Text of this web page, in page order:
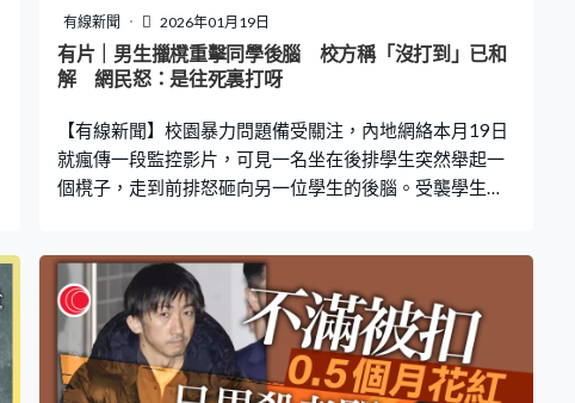
有線新聞 2026年01月19日
有片｜男生擸櫈重擊同學後腦 校方稱「沒打到」已和
解 網民怒：是往死裏打呀
【有線新聞】校園暴力問題備受關注，內地網絡本月19日
就瘋傳一段監控影片，可見一名坐在後排學生突然舉起一
個櫈子，走到前排怒砸向另一位學生的後腦。受襲學生隨
影片資料可見時間為2026年1月13日，地點在一處坐滿學
生的教室內。片中黑衣男生從後排起身，雙手高舉鐵櫈猛
砸前排同學後腦，受害者頭部撞擊桌面後當場抽搐，強撐
坐起後垂頭似乎失去意識。片中清晰顯示鐵櫈與後腦有直
接物理接觸，且板櫈因撞擊力度過大，出現部件鬆動。 內